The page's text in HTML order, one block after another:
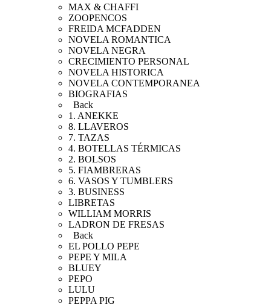
MAX & CHAFFI
ZOOPENCOS
FREIDA MCFADDEN
NOVELA ROMANTICA
NOVELA NEGRA
CRECIMIENTO PERSONAL
NOVELA HISTORICA
NOVELA CONTEMPORANEA
BIOGRAFIAS
Back
1. ANEKKE
8. LLAVEROS
7. TAZAS
4. BOTELLAS TÉRMICAS
2. BOLSOS
5. FIAMBRERAS
6. VASOS Y TUMBLERS
3. BUSINESS
LIBRETAS
WILLIAM MORRIS
LADRON DE FRESAS
Back
EL POLLO PEPE
PEPE Y MILA
BLUEY
PEPO
LULU
PEPPA PIG